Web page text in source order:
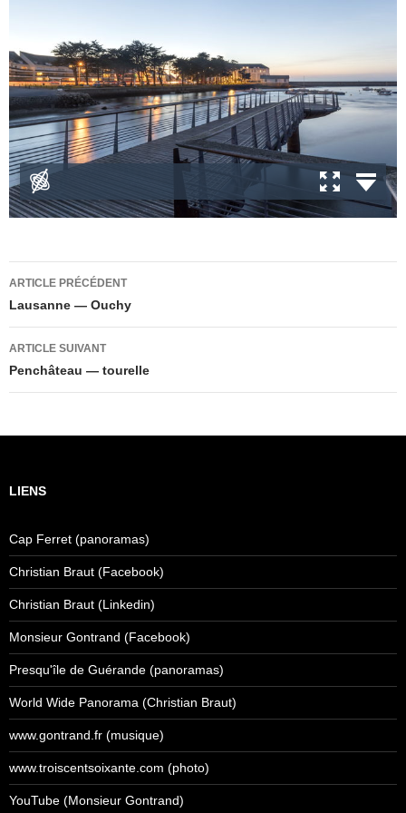
Navigation
des
articles
ARTICLE PRÉCÉDENT
Lausanne — Ouchy
ARTICLE SUIVANT
Penchâteau — tourelle
LIENS
Cap Ferret (panoramas)
Christian Braut (Facebook)
Christian Braut (Linkedin)
Monsieur Gontrand (Facebook)
Presqu'île de Guérande (panoramas)
World Wide Panorama (Christian Braut)
www.gontrand.fr (musique)
www.troiscentsoixante.com (photo)
YouTube (Monsieur Gontrand)